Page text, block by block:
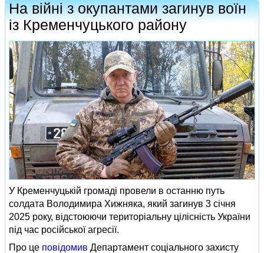
На війні з окупантами загинув воїн
із Кременчуцького району
У Кременчуцькій громаді провели в останню путь
солдата Володимира Хижняка, який загинув 3 січня
2025 року, відстоюючи територіальну цілісність України
під час російської агресії.
Про це повідомив Департамент соціального захисту